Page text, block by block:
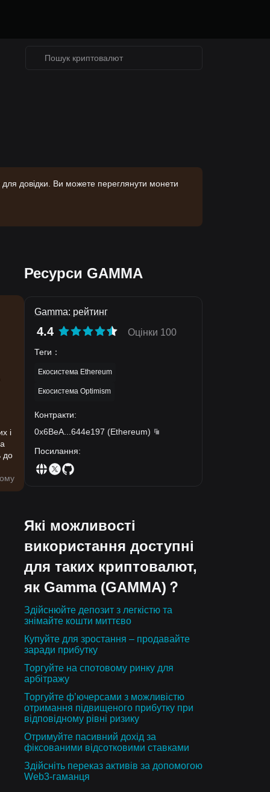
довідки. Ви можете переглянути монети
і
до
Ресурси GAMMA
Gamma: рейтинг
4.4 Оцінки 100
Теги ：
Екосистема Ethereum
Екосистема Optimism
Контракти:
0x6BeA
644e197 (Ethereum)
Посилання:
Які можливості
використання доступні
для таких криптовалют,
як Gamma (GAMMA)？
Здійснюйте депозит з легкістю та
знімайте кошти миттєво
Купуйте для зростання – продавайте
заради прибутку
Торгуйте на спотовому ринку для
арбітражу
Торгуйте ф’ючерсами з можливістю
отримання підвищеного прибутку при
відповідному рівні ризику
Отримуйте пасивний дохід за
фіксованими відсотковими ставками
Здійсніть переказ активів за допомогою
Web3-гаманця